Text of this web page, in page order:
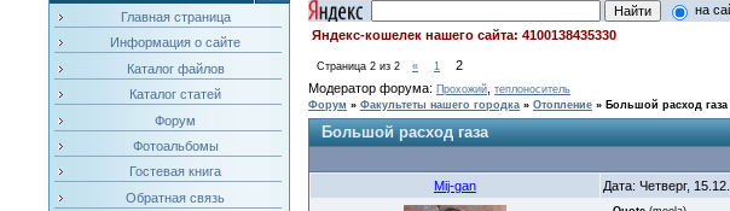
Главная страница
Информация о сайте
Каталог файлов
Каталог статей
Форум
Фотоальбомы
Гостевая книга
Обратная связь
на
Яндекс-кошелек нашего сайта: 4100138435330
Страница 2из 2 « 1
2
Модератор форума: Прохожий, теплоноситель
Форум » Факультеты нашего городка » Отопление » Большой расход газа
Большой расход газа
Mij-gan Дата: Четверг,